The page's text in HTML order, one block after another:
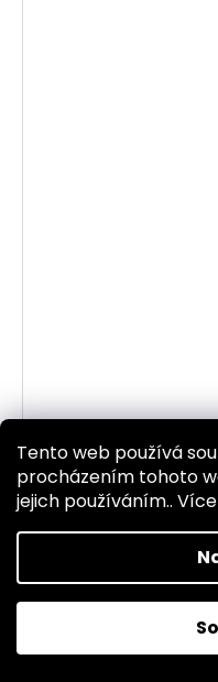
Tento web používá
procházením tohoto
jejich používáním..